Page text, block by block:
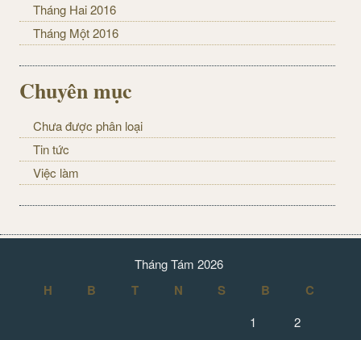
Tháng Hai 2016
Tháng Một 2016
Chuyên mục
Chưa được phân loại
Tin tức
Việc làm
Tháng Tám 2026
H B T N S B C
1
2